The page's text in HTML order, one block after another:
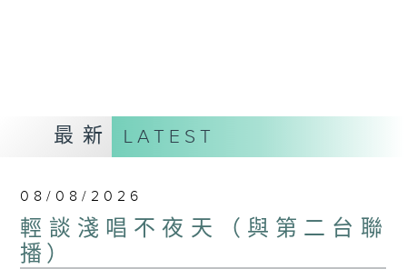
最新 LATEST
08/08/2026
輕談淺唱不夜天（與第二台聯
播）